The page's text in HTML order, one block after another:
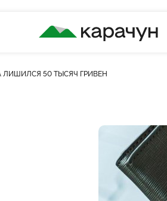
КАРАЧУН
50 ТЫСЯЧ ГРИВЕН